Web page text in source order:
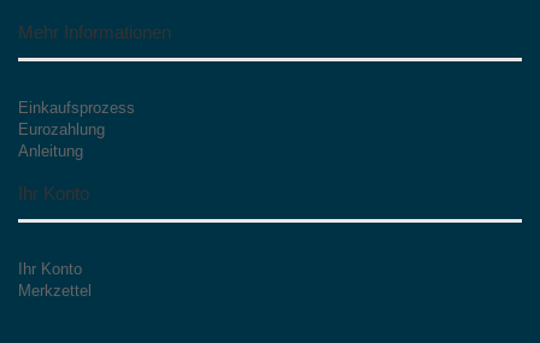
Mehr Informationen
Einkaufsprozess
Eurozahlung
Anleitung
Ihr Konto
Ihr Konto
Merkzettel